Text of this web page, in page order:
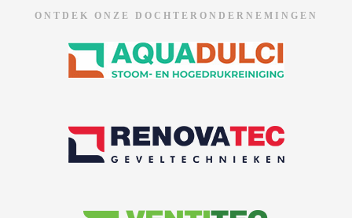
ONTDEK ONZE DOCHTERONDERNEMINGEN